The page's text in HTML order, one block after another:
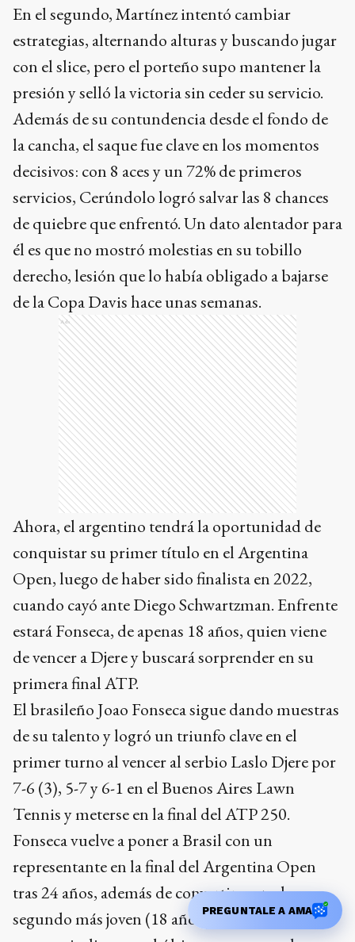
En el segundo, Martínez intentó cambiar
estrategias, alternando alturas y buscando jugar
con el slice, pero el porteño supo mantener la
presión y selló la victoria sin ceder su servicio.
Además de su contundencia desde el fondo de
la cancha, el saque fue clave en los momentos
decisivos: con 8 aces y un 72% de primeros
servicios, Cerúndolo logró salvar las 8 chances
de quiebre que enfrentó. Un dato alentador para
él es que no mostró molestias en su tobillo
derecho, lesión que lo había obligado a bajarse
de la Copa Davis hace unas semanas.
Ads
Ahora, el argentino tendrá la oportunidad de
conquistar su primer título en el Argentina
Open, luego de haber sido finalista en 2022,
cuando cayó ante Diego Schwartzman. Enfrente
estará Fonseca, de apenas 18 años, quien viene
de vencer a Djere y buscará sorprender en su
primera final ATP.
El brasileño Joao Fonseca sigue dando muestras
de su talento y logró un triunfo clave en el
primer turno al vencer al serbio Laslo Djere por
7-6 (3), 5-7 y 6-1 en el Buenos Aires Lawn
Tennis y meterse en la final del ATP 250.
Fonseca vuelve a poner a Brasil con un
representante en la final del Argentina Open
tras 24 años, además de convertirse en el
segundo más joven (18 años y cinco meses) en
PREGUNTALE A AMA